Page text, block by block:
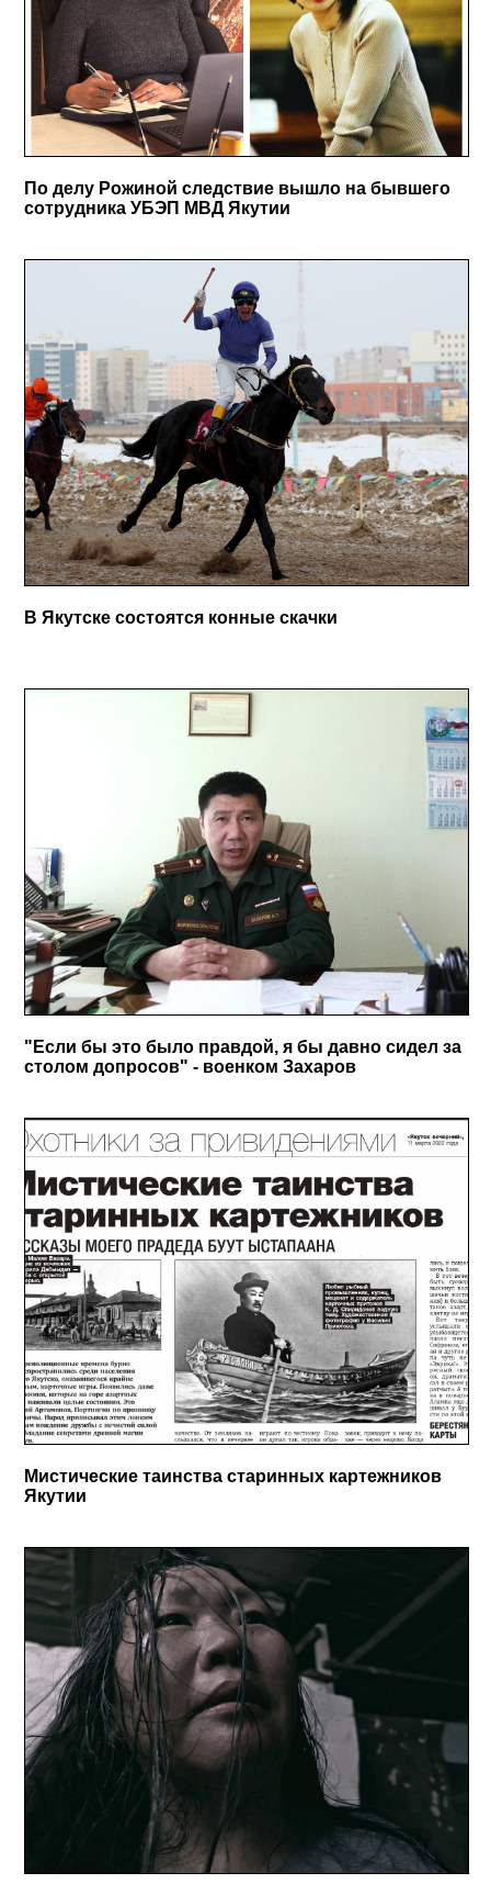
По делу Рожиной следствие вышло на бывшего
сотрудника УБЭП МВД Якутии
В Якутске состоятся конные скачки
"Если бы это было правдой, я бы давно сидел за
столом допросов" - военком Захаров
Мистические таинства старинных картежников
Якутии